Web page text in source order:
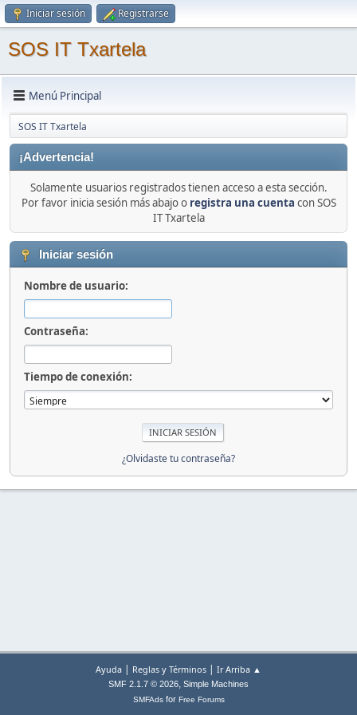
Iniciar sesión Registrarse
SOS IT Txartela
Menú Principal
SOS IT Txartela
¡Advertencia!
Solamente usuarios registrados tienen acceso a esta sección.
Por favor inicia sesión más abajo o registra una cuenta con SOS
IT Txartela
Iniciar sesión
Nombre de usuario:
Contraseña:
Tiempo de conexión:
¿Olvidaste tu contraseña?
Ayuda | Reglas y Términos | Ir Arriba ▲
SMF 2.1.7 © 2026, Simple Machines
SMFAdsfor Free Forums